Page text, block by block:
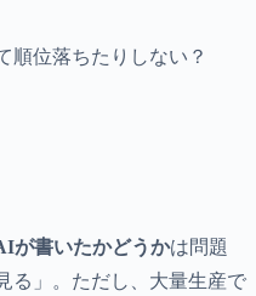
順位落ちたりしない？
が書いたかどうかは問題
る」。ただし、大量生産で